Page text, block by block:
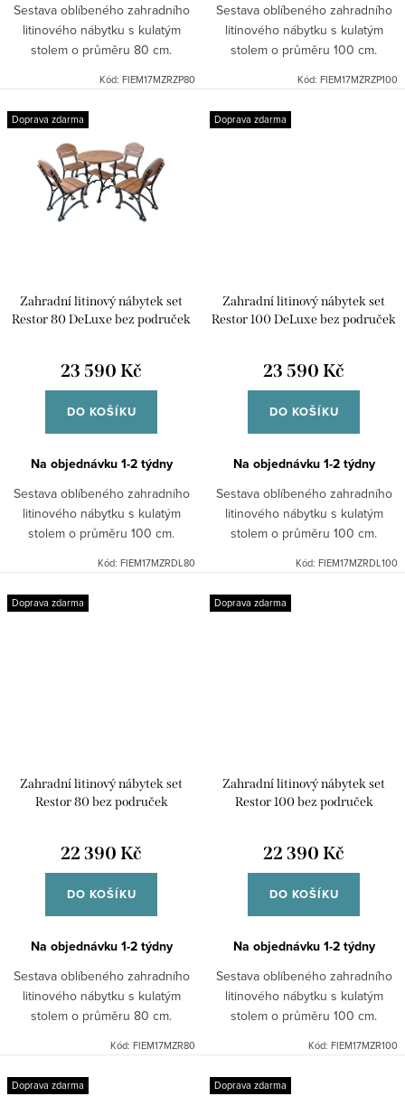
Sestava oblíbeného zahradního
litinového nábytku s kulatým
stolem o průměru 80 cm.
Kód: FIEM17MZRZP80
Sestava oblíbeného zahradního
litinového nábytku s kulatým
stolem o průměru 100 cm.
Kód: FIEM17MZRZP100
Doprava zdarma
Zahradní litinový nábytek set
Restor 80 DeLuxe bez područek
23 590 Kč
DO KOŠÍKU
Na objednávku 1-2 týdny
Sestava oblíbeného zahradního
litinového nábytku s kulatým
stolem o průměru 100 cm.
Kód: FIEM17MZRDL80
Doprava zdarma
Zahradní litinový nábytek set
Restor 100 DeLuxe bez područek
23 590 Kč
DO KOŠÍKU
Na objednávku 1-2 týdny
Sestava oblíbeného zahradního
litinového nábytku s kulatým
stolem o průměru 100 cm.
Kód: FIEM17MZRDL100
Doprava zdarma
Zahradní litinový nábytek set
Restor 80 bez područek
22 390 Kč
DO KOŠÍKU
Na objednávku 1-2 týdny
Sestava oblíbeného zahradního
litinového nábytku s kulatým
stolem o průměru 80 cm.
Kód: FIEM17MZR80
Doprava zdarma
Zahradní litinový nábytek set
Restor 100 bez područek
22 390 Kč
DO KOŠÍKU
Na objednávku 1-2 týdny
Sestava oblíbeného zahradního
litinového nábytku s kulatým
stolem o průměru 100 cm.
Kód: FIEM17MZR100
Doprava zdarma Doprava zdarma